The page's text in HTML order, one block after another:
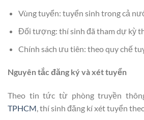
Vùng tuyển: tuyển sinh trong cả
Đối tượng: thí sinh đã tham dự kỳ
Chính sách ưu tiên: theo quy chế
Nguyên tắc đăng ký và xét tuyển
Theo tin tức từ phòng truyền
TPHCM, thí sinh đăng kí xét tuyển